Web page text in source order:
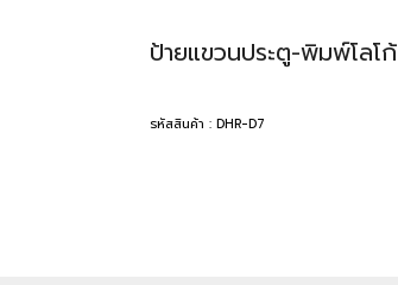
ป้ายแขวนประตู-พิมพ์โลโก้
รหัสสินค้า : DHR-D7